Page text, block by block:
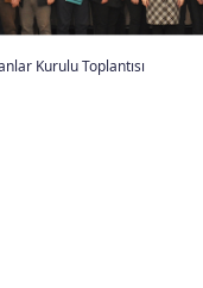
Kurulu Toplantısı